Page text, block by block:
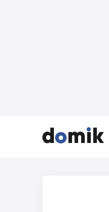


